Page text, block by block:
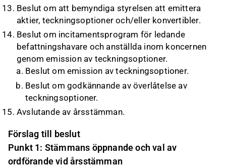
Beslut om att bemyndiga styrelsen att emittera
aktier, teckningsoptioner och/eller konvertibler.
Beslut om incitamentsprogram för ledande
befattningshavare och anställda inom koncernen
genom emission av teckningsoptioner.
Beslut om emission av teckningsoptioner.
Beslut om godkännande av överlåtelse av
teckningsoptioner.
Avslutande av årsstämman.
Förslag till beslut
Punkt 1: Stämmans öppnande och val av
ordförande vid årsstämman